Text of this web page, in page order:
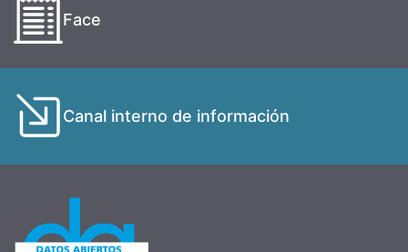
Face
Canal interno de información